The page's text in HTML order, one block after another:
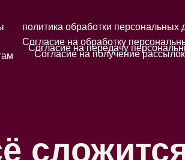
Согласие на обработку
Согласие на получение рассылок
Согласие на передачу
политика обработки персональных